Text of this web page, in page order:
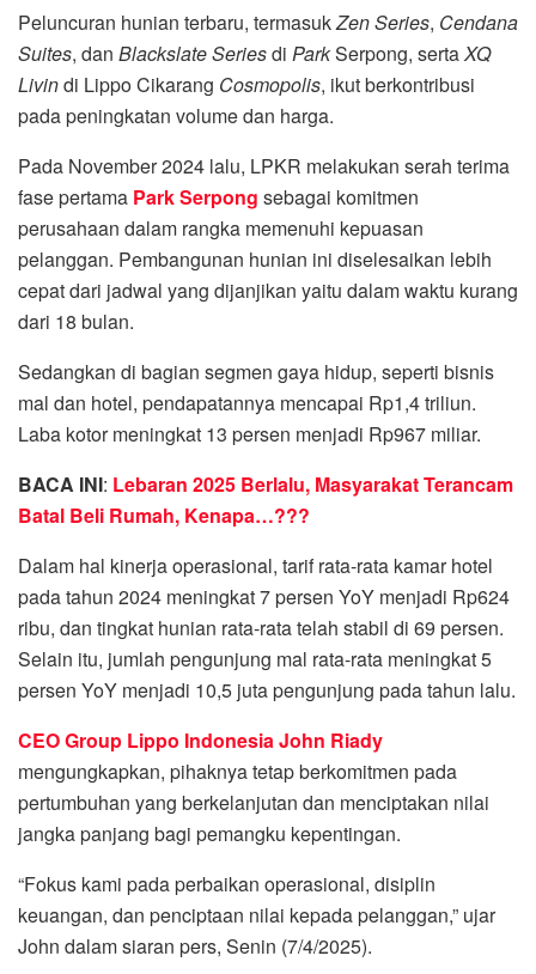
Peluncuran hunian terbaru, termasukZen Series, Cendana
Suites, dan Blackslate Seriesdi ParkSerpong, sertaXQ
Livindi Lippo Cikarang Cosmopolis, ikut berkontribusi
pada peningkatan volume dan harga.
Pada November 2024 lalu, LPKR melakukan serah terima
fase pertama Park Serpong sebagai komitmen
perusahaan dalam rangka memenuhi kepuasan
pelanggan. Pembangunan hunian ini diselesaikan lebih
cepat dari jadwal yang dijanjikan yaitu dalam waktu kurang
dari 18 bulan.
Sedangkan di bagian segmen gaya hidup, seperti bisnis
mal dan hotel, pendapatannya mencapai Rp1,4 triliun.
Laba kotor meningkat 13 persen menjadi Rp967 miliar.
BACA INI: Lebaran 2025 Berlalu, Masyarakat Terancam
Batal Beli Rumah, Kenapa…???
Dalam hal kinerja operasional, tarif rata-rata kamar hotel
pada tahun 2024 meningkat 7 persen YoY menjadi Rp624
ribu, dan tingkat hunian rata-rata telah stabil di 69 persen.
Selain itu, jumlah pengunjung mal rata-rata meningkat 5
persen YoY menjadi 10,5 juta pengunjung pada tahun lalu.
CEO Group Lippo Indonesia John Riady
mengungkapkan, pihaknya tetap berkomitmen pada
pertumbuhan yang berkelanjutan dan menciptakan nilai
jangka panjang bagi pemangku kepentingan.
“Fokus kami pada perbaikan operasional, disiplin
keuangan, dan penciptaan nilai kepada pelanggan,” ujar
John dalam siaran pers, Senin (7/4/2025).